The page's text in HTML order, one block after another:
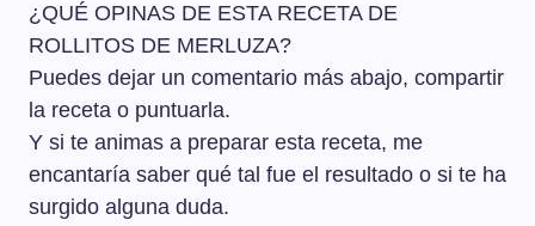
¿QUÉ OPINAS DE ESTA RECETA DE
ROLLITOS DE MERLUZA?
Puedes dejar un comentario más abajo, compartir
la receta o puntuarla.
Y si te animas a preparar esta receta, me
encantaría saber qué tal fue el resultado o si te ha
surgido alguna duda.